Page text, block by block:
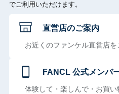
でご利用いただけます。
直営店のご案内
お近くのファンケル直営店を
FANCL 公式メンバ
体験して・楽しんで・お買い